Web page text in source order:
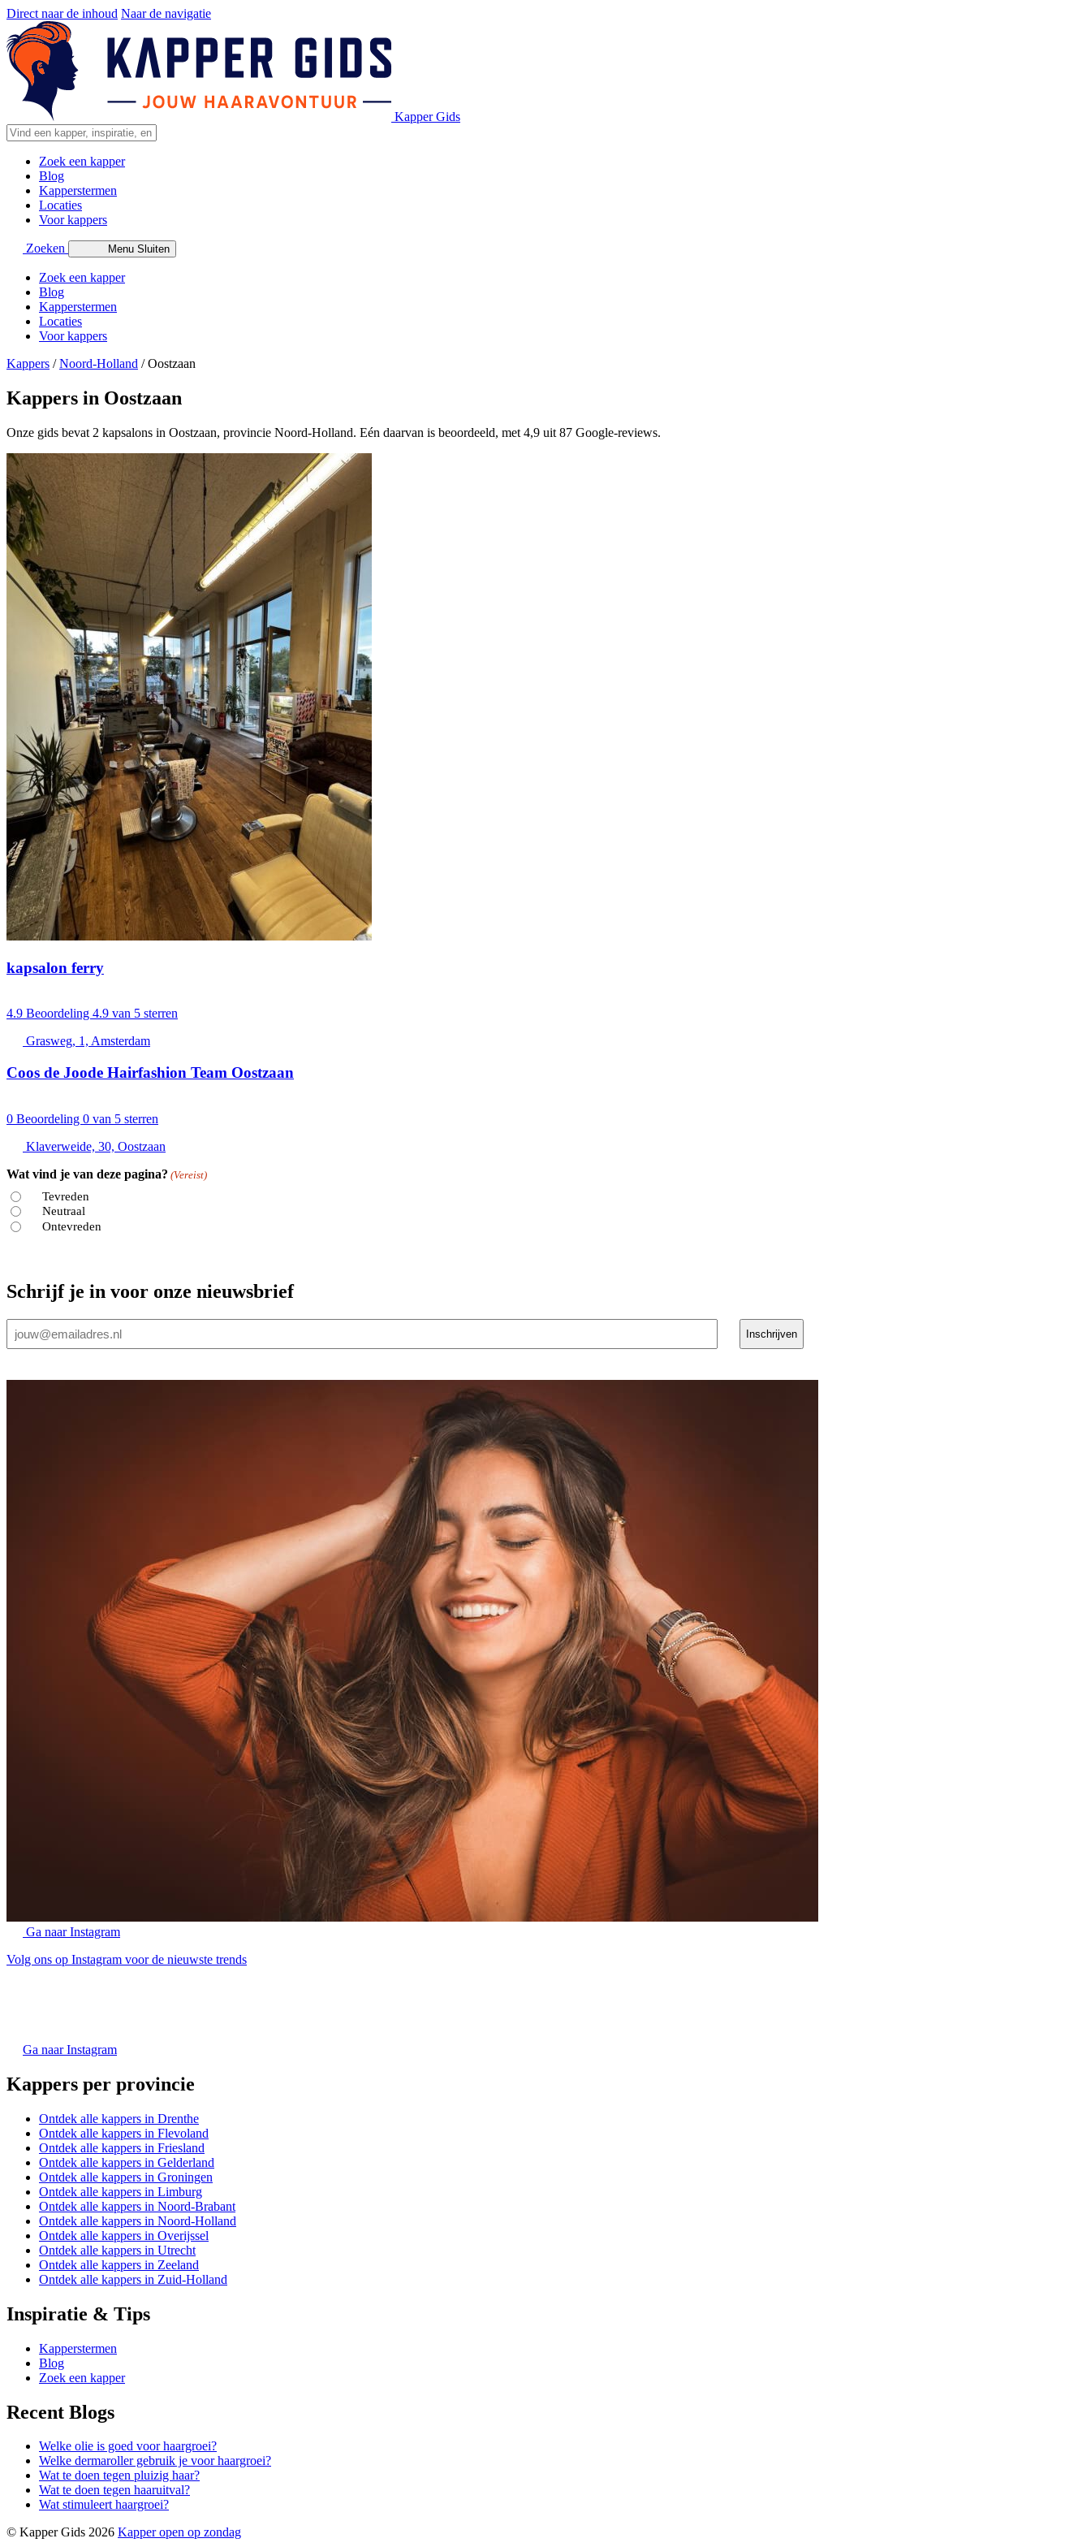
Direct naar de inhoud Naar de navigatie
Kapper Gids
Zoek een kapper
Blog
Kapperstermen
Locaties
Voor kappers
Zoeken Menu Sluiten
Zoek een kapper
Blog
Kapperstermen
Locaties
Voor kappers
Kappers /Noord-Holland /Oostzaan
Kappers in Oostzaan
Onze gids bevat 2 kapsalons in Oostzaan, provincie Noord-Holland. Eén daarvan is beoordeeld, met 4,9 uit 87 Google-reviews.
kapsalon ferry
4.9 Beoordeling 4.9 van 5 sterren
Grasweg, 1, Amsterdam
Coos de Joode Hairfashion Team Oostzaan
0 Beoordeling 0 van 5 sterren
Klaverweide, 30, Oostzaan
Wat vind je van deze pagina? (Vereist)
Tevreden
Neutraal
Ontevreden
Schrijf je in voor onze nieuwsbrief
mailadres
Inschrijven
Ga naar Instagram
Volg ons op Instagram voor de nieuwste trends
Ga naar Instagram
Kappers per provincie
Ontdek alle kappers in Drenthe
Ontdek alle kappers in Flevoland
Ontdek alle kappers in Friesland
Ontdek alle kappers in Gelderland
Ontdek alle kappers in Groningen
Ontdek alle kappers in Limburg
Ontdek alle kappers in Noord-Brabant
Ontdek alle kappers in Noord-Holland
Ontdek alle kappers in Overijssel
Ontdek alle kappers in Utrecht
Ontdek alle kappers in Zeeland
Ontdek alle kappers in Zuid-Holland
Inspiratie & Tips
Kapperstermen
Blog
Zoek een kapper
Recent Blogs
Welke olie is goed voor haargroei?
Welke dermaroller gebruik je voor haargroei?
Wat te doen tegen pluizig haar?
Wat te doen tegen haaruitval?
Wat stimuleert haargroei?
© Kapper Gids 2026 Kapper open op zondag